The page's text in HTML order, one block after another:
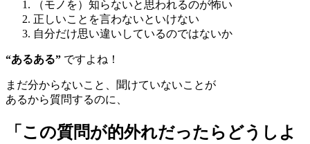
（モノを）知らないと思われるのが怖い
正しいことを言わないといけない
自分だけ思い違いしているのではないか
“あるある” ですよね！
まだ分からないこと、聞けていないことが
あるから質問するのに、
「この質問が的外れだったらどうしよ